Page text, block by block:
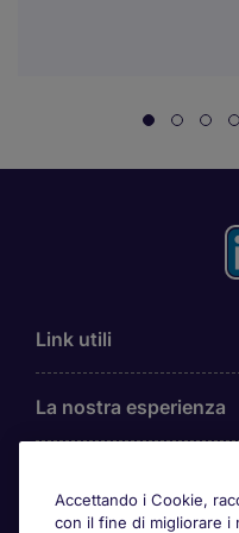
Link utili
La nostra esperienza
Accettando i Cookie,
con il fine di migliorare i